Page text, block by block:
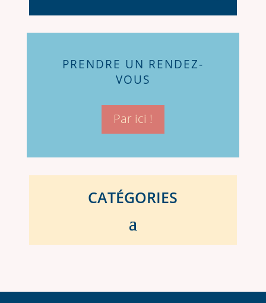
PRENDRE UN RENDEZ-
VOUS
Par ici !
CATÉGORIES